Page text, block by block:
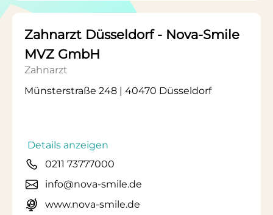
Zahnarzt Düsseldorf - Nova-Smile
MVZ GmbH
Zahnarzt
Münsterstraße 248 | 40470 Düsseldorf
Details anzeigen
0211 73777000
info@nova-smile.de
www.nova-smile.de